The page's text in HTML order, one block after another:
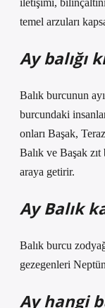
iletişimi,
temel arzuları
Ay balığı
Balık burcunun
burcundaki
onları Başak,
Balık ve Başak zıt
araya getirir.
Ay Balık
Balık burcu
gezegenleri
Ay hangi